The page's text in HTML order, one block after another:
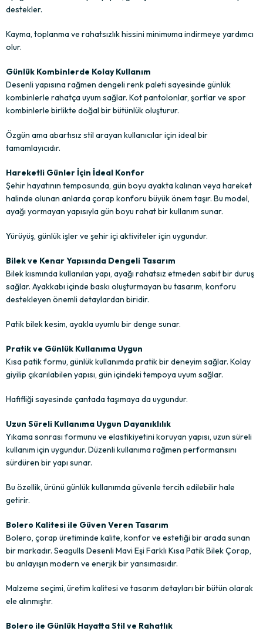
destekler.
Kayma, toplanma ve rahatsızlık hissini minimuma indirmeye yardımcı
olur.
Günlük Kombinlerde Kolay Kullanım
Desenli yapısına rağmen dengeli renk paleti sayesinde günlük
kombinlerle rahatça uyum sağlar. Kot pantolonlar, şortlar ve spor
kombinlerle birlikte doğal bir bütünlük oluşturur.
Özgün ama abartısız stil arayan kullanıcılar için ideal bir
tamamlayıcıdır.
Hareketli Günler İçin İdeal Konfor
Şehir hayatının temposunda, gün boyu ayakta kalınan veya hareket
halinde olunan anlarda çorap konforu büyük önem taşır. Bu model,
ayağı yormayan yapısıyla gün boyu rahat bir kullanım sunar.
Yürüyüş, günlük işler ve şehir içi aktiviteler için uygundur.
Bilek ve Kenar Yapısında Dengeli Tasarım
Bilek kısmında kullanılan yapı, ayağı rahatsız etmeden sabit bir duruş
sağlar. Ayakkabı içinde baskı oluşturmayan bu tasarım, konforu
destekleyen önemli detaylardan biridir.
Patik bilek kesim, ayakla uyumlu bir denge sunar.
Pratik ve Günlük Kullanıma Uygun
Kısa patik formu, günlük kullanımda pratik bir deneyim sağlar. Kolay
giyilip çıkarılabilen yapısı, gün içindeki tempoya uyum sağlar.
Hafifliği sayesinde çantada taşımaya da uygundur.
Uzun Süreli Kullanıma Uygun Dayanıklılık
Yıkama sonrası formunu ve elastikiyetini koruyan yapısı, uzun süreli
kullanım için uygundur. Düzenli kullanıma rağmen performansını
sürdüren bir yapı sunar.
Bu özellik, ürünü günlük kullanımda güvenle tercih edilebilir hale
getirir.
Bolero Kalitesi ile Güven Veren Tasarım
Bolero, çorap üretiminde kalite, konfor ve estetiği bir arada sunan
bir markadır. Seagulls Desenli Mavi Eşi Farklı Kısa Patik Bilek Çorap,
bu anlayışın modern ve enerjik bir yansımasıdır.
Malzeme seçimi, üretim kalitesi ve tasarım detayları bir bütün olarak
ele alınmıştır.
Bolero ile Günlük Hayatta Stil ve Rahatlık